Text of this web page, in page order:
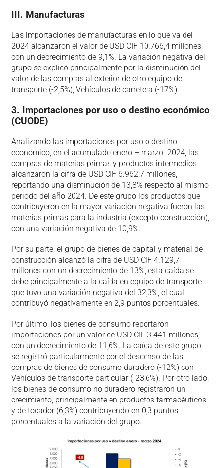
III. Manufacturas
Las importaciones de manufacturas en lo que va del
2024 alcanzaron el valor de USD CIF 10.766,4 millones,
con un decrecimiento de 9,1%. La variación negativa del
grupo se explicó principalmente por la disminución del
valor de las compras al exterior de otro equipo de
transporte (-2,5%), Vehículos de carretera (-17%).
3. Importaciones por uso o destino económico
(CUODE)
Analizando las importaciones por uso o destino
económico, en el acumulado enero – marzo 2024, las
compras de materias primas y productos intermedios
alcanzaron la cifra de USD CIF 6.962,7 millones,
reportando una disminución de 13,8% respecto al mismo
periodo del año 2024. De este grupo los productos que
contribuyeron en la mayor variación negativa fueron las
materias primas para la industria (excepto construcción),
con una variación negativa de 10,9%.
Por su parte, el grupo de bienes de capital y material de
construcción alcanzó la cifra de USD CIF 4.129,7
millones con un decrecimiento de 13%, esta caída se
debe principalmente a la caída en equipo de transporte
que tuvo una variación negativa del 32,3%, el cual
contribuyó negativamente en 2,9 puntos porcentuales.
Por último, los bienes de consumo reportaron
importaciones por un valor de USD CIF 3.441 millones,
con un decrecimiento de 11,6%. La caída de este grupo
se registró particularmente por el descenso de las
compras de bienes de consumo duradero (-12%) con
Vehículos de transporte particular (-23,6%). Por otro lado,
los bienes de consumo no duradero registraron un
crecimiento, principalmente en productos farmacéuticos
y de tocador (6,3%) contribuyendo en 0,3 puntos
porcentuales a la variación del grupo.